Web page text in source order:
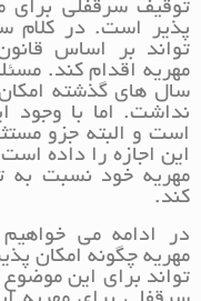
توقیف سرقفلی برای
پذیر است. در کلام
تواند بر اساس
مهریه اقدام کند.
سال های گذشته
نداشت. اما با وجود
است و البته جزو
این اجازه را داده
مهریه خود نسبت به
کند.
در ادامه می
مهریه چگونه امکان
تواند برای این